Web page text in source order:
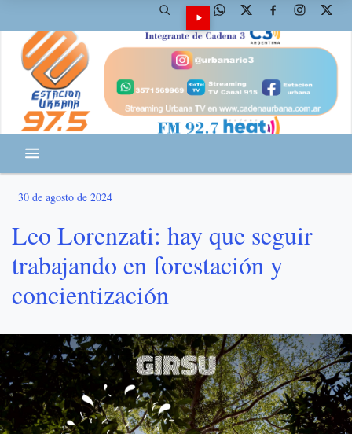
30 de agosto de 2024
Leo Lorenzati: hay que seguir
trabajando en forestación y
concientización